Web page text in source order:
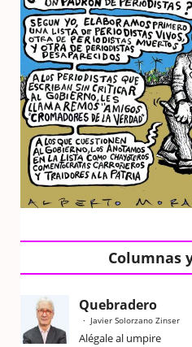
Columnas
Quebradero
Javier Solorzano Zinser
Alégale al umpire